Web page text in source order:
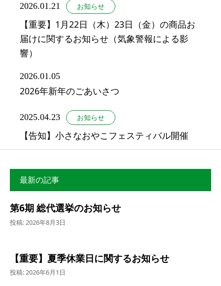
2026.01.21 お知らせ
【重要】1月22日（木）23日（金）の商品お
届けに関するお知らせ（気象警報による影
響）
2026.01.05
2026年新年のごあいさつ
2025.04.23 お知らせ
【告知】小さなおやこフェスティバル開催
最新の記事
第6期 総代選挙のお知らせ
投稿: 2026年8月3日
【重要】夏季休業日に関するお知らせ
投稿: 2026年6月1日